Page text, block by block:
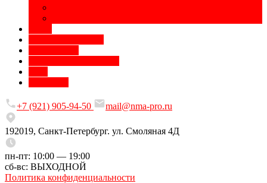
+7 (921) 905-94-50 mail@nma-pro.ru
192019, Санкт-Петербург. ул. Смоляная 4Д
пн-пт: 10:00 — 19:00
сб-вс: ВЫХОДНОЙ
Политика конфиденциальности